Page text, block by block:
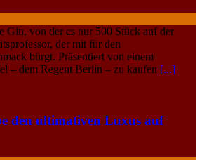
Gin, von der es nur 500 Stück auf der
der mit für den
bürgt. Präsentiert von einem
– dem Regent Berlin – zu kaufen [...]
den ultimativen Luxus auf